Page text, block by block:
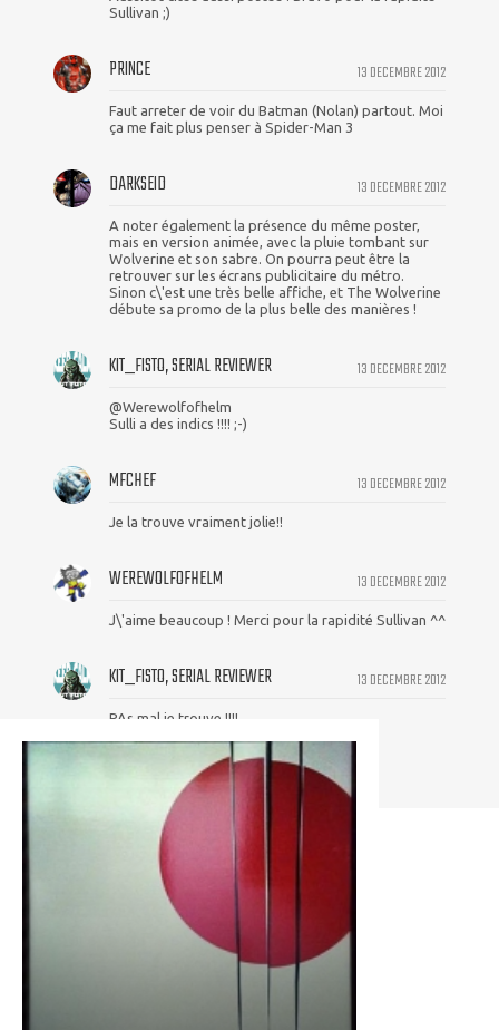
Sullivan ;)
13 DECEMBRE 2012
PRINCE
Faut arreter de voir du Batman (Nolan) partout. Moi
ça me fait plus penser à Spider-Man 3
13 DECEMBRE 2012
DARKSEID
A noter également la présence du même poster,
mais en version animée, avec la pluie tombant sur
Wolverine et son sabre. On pourra peut être la
retrouver sur les écrans publicitaire du métro.
Sinon c\'est une très belle affiche, et The Wolverine
débute sa promo de la plus belle des manières !
13 DECEMBRE 2012
KIT_FISTO, SERIAL REVIEWER
@Werewolfofhelm
Sulli a des indics !!!! ;-)
13 DECEMBRE 2012
MFCHEF
Je la trouve vraiment jolie!!
13 DECEMBRE 2012
WEREWOLFOFHELM
J\'aime beaucoup ! Merci pour la rapidité Sullivan ^^
13 DECEMBRE 2012
KIT_FISTO, SERIAL REVIEWER
PAs mal je trouve !!!!